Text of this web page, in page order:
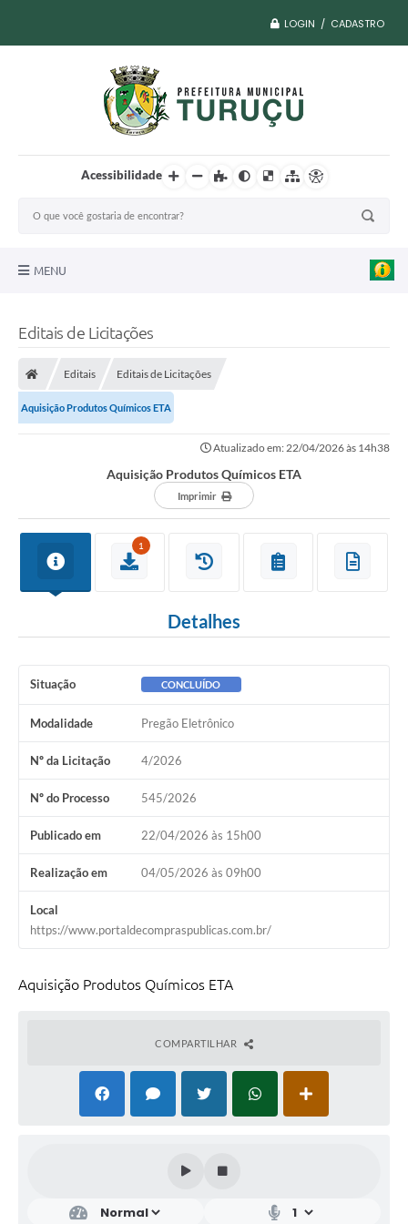
LOGIN / CADASTRO
Acessibilidade
MENU
Transparência
Publicações
Carta de Serviços
Audiências Públicas
Notícias
Contato
Editais de Licitações
Editais Editais de Licitações
Aquisição Produtos Químicos ETA
Atualizado em: 22/04/2026 às 14h38
Aquisição Produtos Químicos ETA
Imprimir
1
Detalhes
Situação CONCLUÍDO
Modalidade Pregão Eletrônico
Nº da Licitação 4/2026
Nº do Processo 545/2026
Publicado em 22/04/2026 às 15h00
Realização em 04/05/2026 às 09h00
Local
https://www.portaldecompraspublicas.com.br/
Aquisição Produtos Químicos ETA
COMPARTILHAR